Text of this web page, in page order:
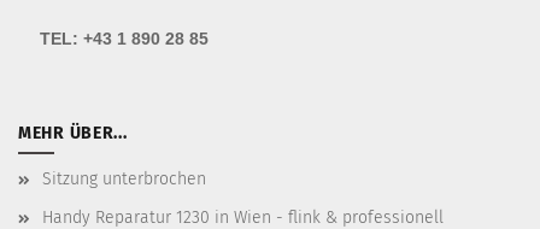
TEL: +43 1 890 28 85
MEHR ÜBER...
Sitzung unterbrochen
Handy Reparatur 1230 in Wien - flink & professionell